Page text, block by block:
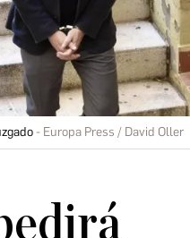
Europa Press / David Oller